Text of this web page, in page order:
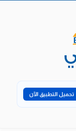
تحميل التطبيق الآن